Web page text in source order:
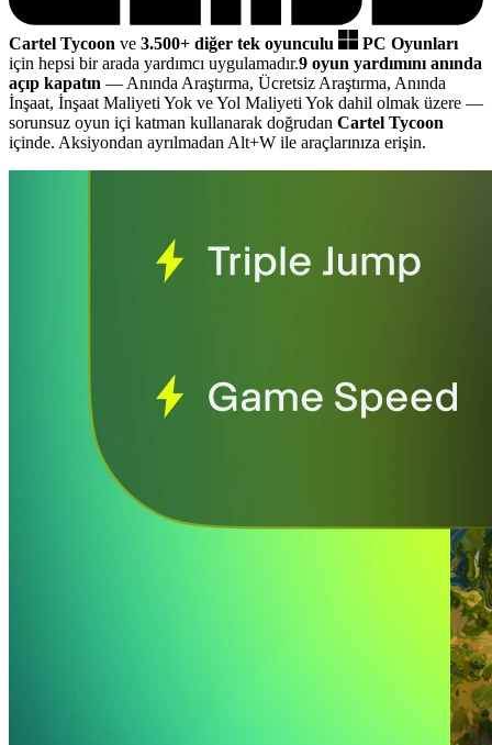
Cartel Tycoon ve 3.500+ diğer tek oyunculu
PC Oyunları
için hepsi bir arada yardımcı uygulamadır.9 oyun yardımını anında
açıp kapatın — Anında Araştırma, Ücretsiz Araştırma, Anında
İnşaat, İnşaat Maliyeti Yok ve Yol Maliyeti Yok dahil olmak üzere —
sorunsuz oyun içi katman kullanarak doğrudan Cartel Tycoon
içinde. Aksiyondan ayrılmadan Alt+W ile araçlarınıza erişin.